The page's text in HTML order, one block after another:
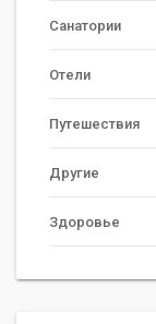
Санатории
Отели
Путешествия
Другие
Здоровье